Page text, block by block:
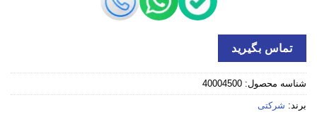
تماس بگیرید
شناسه محصول: 40004500
برند: شرکتی